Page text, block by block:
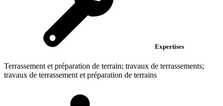
Expertises
Terrassement et préparation de terrain; travaux de terrassements;
travaux de terrassement et préparation de terrains